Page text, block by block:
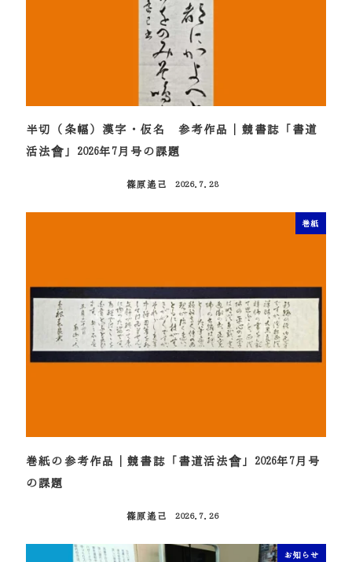
半切（条幅）漢字・仮名 参考作品｜競書誌「書道
活法會」2026年7月号の課題
篠原遙己
2026.7.28
巻紙
巻紙の参考作品｜競書誌「書道活法會」2026年7月号
の課題
篠原遙己
2026.7.26
お知らせ